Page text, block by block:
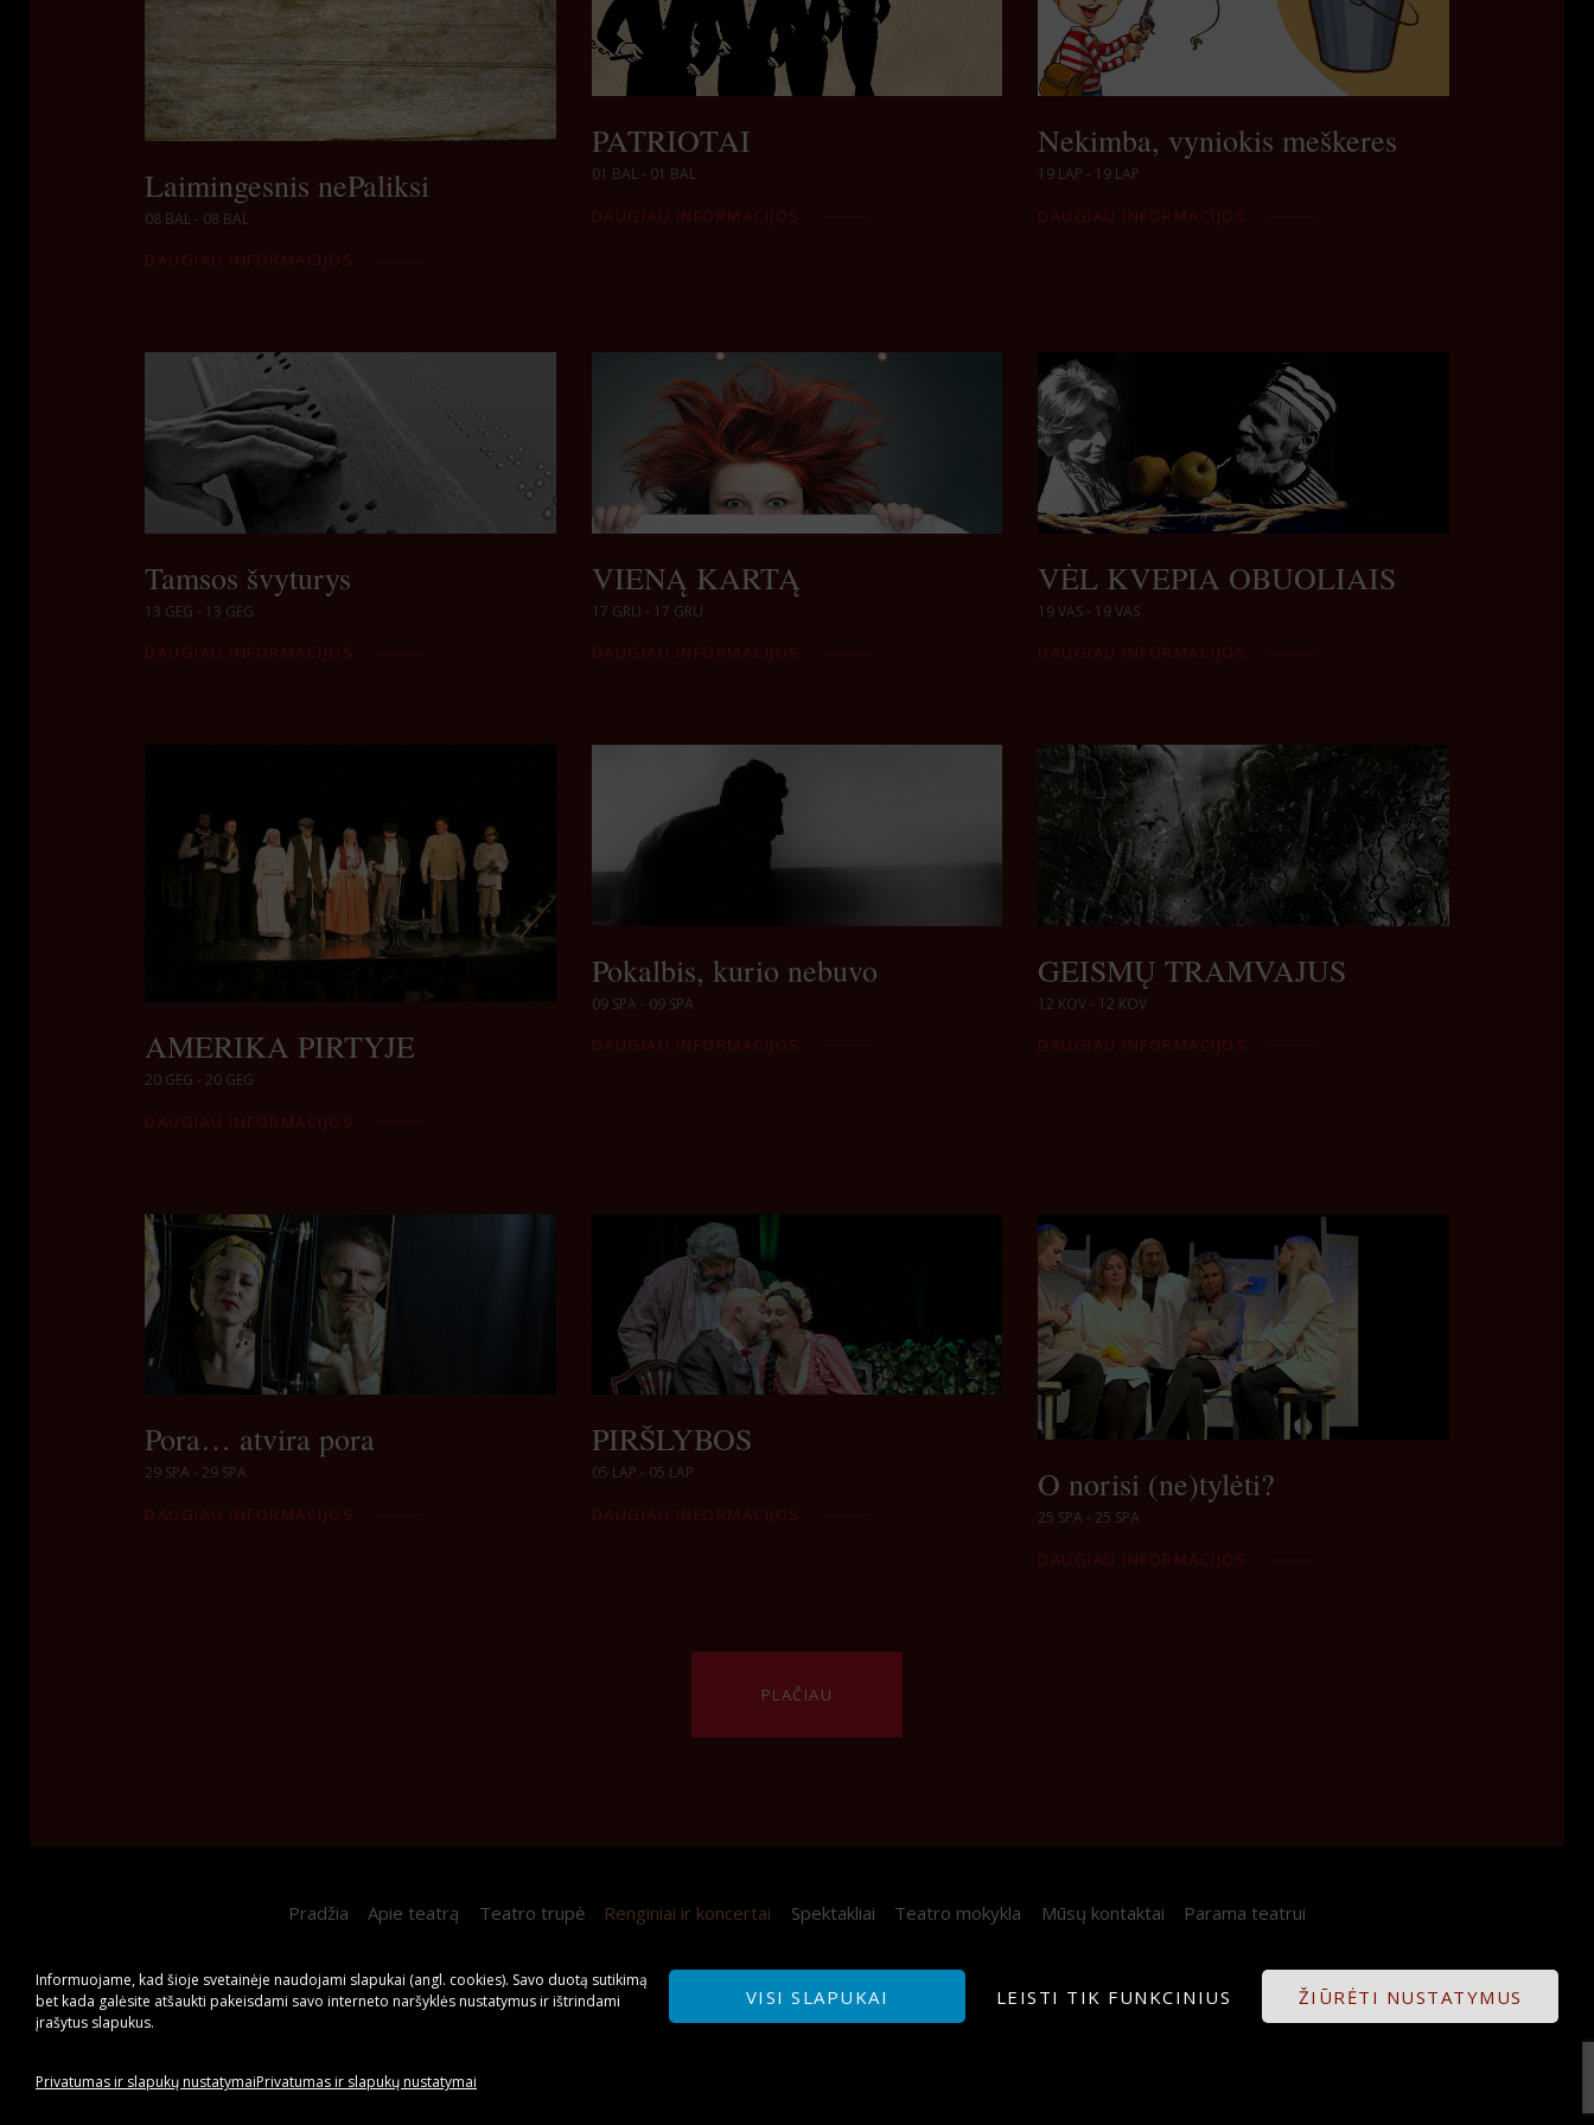
Informuojame, kad šioje svetainėje naudojami slapukai (angl. cookies). Savo duotą sutikimą
bet kada galėsite atšaukti pakeisdami savo interneto naršyklės nustatymus ir ištrindami
įrašytus slapukus.
VISI SLAPUKAI LEISTI TIK FUNKCINIUS ŽIŪRĖTI NUSTATYMUS
Privatumas ir slapukų nustatymaiPrivatumas ir slapukų nustatymai
Laimingesnis nePaliksi
08 BAL - 08 BAL
DAUGIAU INFORMACIJOS
PATRIOTAI
01 BAL - 01 BAL
DAUGIAU INFORMACIJOS
Nekimba, vyniokis meškeres
19 LAP - 19 LAP
DAUGIAU INFORMACIJOS
Tamsos švyturys
13 GEG - 13 GEG
DAUGIAU INFORMACIJOS
VIENĄ KARTĄ
17 GRU - 17 GRU
DAUGIAU INFORMACIJOS
VĖL KVEPIA OBUOLIAIS
19 VAS - 19 VAS
DAUGIAU INFORMACIJOS
AMERIKA PIRTYJE
20 GEG - 20 GEG
DAUGIAU INFORMACIJOS
Pokalbis, kurio nebuvo
09 SPA - 09 SPA
DAUGIAU INFORMACIJOS
GEISMŲ TRAMVAJUS
12 KOV - 12 KOV
DAUGIAU INFORMACIJOS
Pora… atvira pora
29 SPA - 29 SPA
DAUGIAU INFORMACIJOS
PIRŠLYBOS
05 LAP - 05 LAP
DAUGIAU INFORMACIJOS
O norisi (ne)tylėti?
25 SPA - 25 SPA
DAUGIAU INFORMACIJOS
PLAČIAU
Pradžia Apie teatrą Teatro trupė Renginiai ir koncertai Spektakliai Teatro mokykla Mūsų kontaktai Parama teatrui